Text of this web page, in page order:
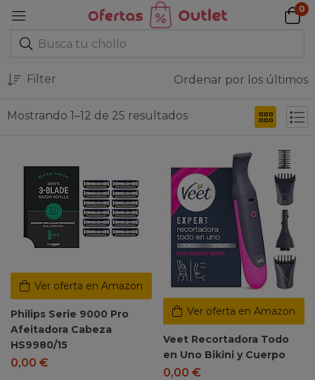
0
Mostrando 1–12 de 25 resultados
Filter Ordenar por los últimos
Ver oferta en Amazon
Philips Serie 9000 Pro
Afeitadora Cabeza
HS9980/15
0,00 €
Ver oferta en Amazon
Veet Recortadora Todo
en Uno Bikini y Cuerpo
0,00 €